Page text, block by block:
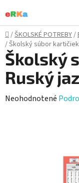
na
obsah
Domov
/ŠKOLSKÉ POTREBY/
/Školský súbor
Školský
Ruský
Priemerné
Neohodnotené